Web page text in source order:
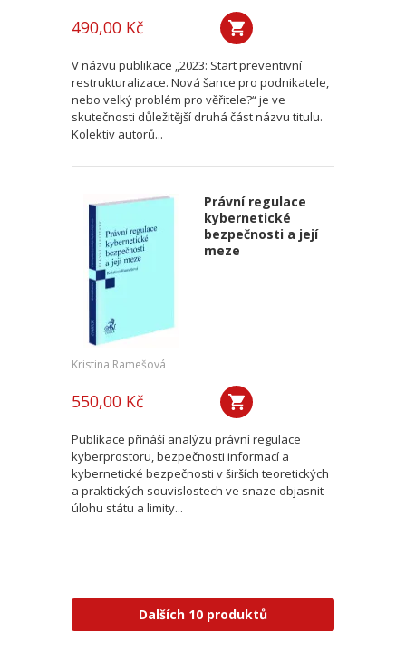
490,00 Kč
V názvu publikace „2023: Start preventivní
restrukturalizace. Nová šance pro podnikatele,
nebo velký problém pro věřitele?“ je ve
skutečnosti důležitější druhá část názvu titulu.
Kolektiv autorů...
Právní regulace
kybernetické
bezpečnosti a její
meze
Kristina Ramešová
550,00 Kč
Publikace přináší analýzu právní regulace
kyberprostoru, bezpečnosti informací a
kybernetické bezpečnosti v širších teoretických
a praktických souvislostech ve snaze objasnit
úlohu státu a limity...
Dalších 10 produktů